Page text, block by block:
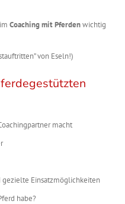
Coaching mit Pferdenwichtig
von Eseln!)
macht
gezielte Einsatzmöglichkeiten
habe?